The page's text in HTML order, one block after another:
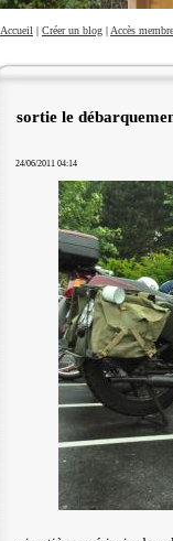
Accueil | Créer un blog | Accès
sortie le
24/06/2011 04:14